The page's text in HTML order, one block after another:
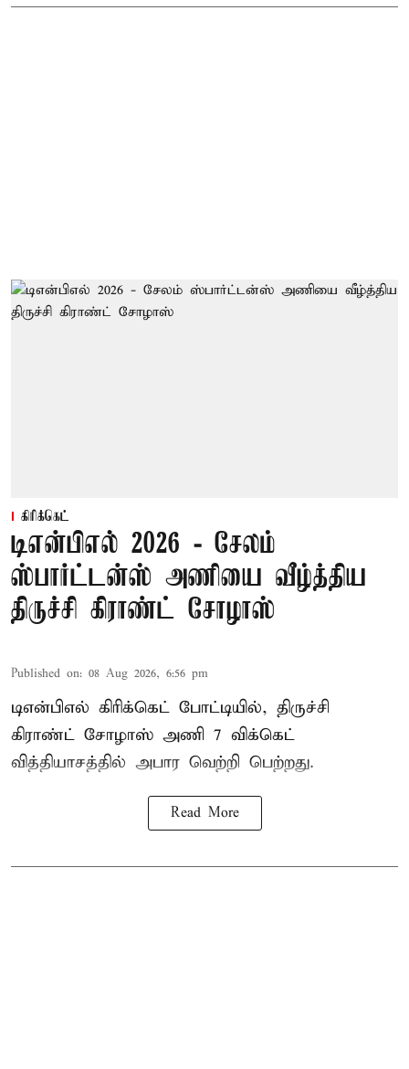
கிரிக்கெட்
டிஎன்பிஎல் 2026 - சேலம்
ஸ்பார்ட்டன்ஸ் அணியை வீழ்த்திய
திருச்சி கிராண்ட் சோழாஸ்
Published on: 08 Aug 2026, 6:56 pm
டிஎன்பிஎல் கிரிக்கெட் போட்டியில், திருச்சி
கிராண்ட் சோழாஸ் அணி 7 விக்கெட்
வித்தியாசத்தில் அபார வெற்றி பெற்றது.
Read More